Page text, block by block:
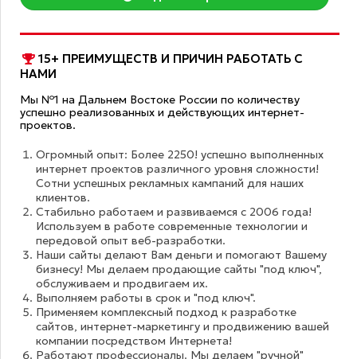
15+ ПРЕИМУЩЕСТВ И ПРИЧИН РАБОТАТЬ С
НАМИ
Мы №1 на Дальнем Востоке России по количеству
успешно реализованных и действующих интернет-
проектов.
Огромный опыт: Более 2250! успешно выполненных
интернет проектов различного уровня сложности!
Сотни успешных рекламных кампаний для наших
клиентов.
Стабильно работаем и развиваемся с 2006 года!
Используем в работе современные технологии и
передовой опыт веб-разработки.
Наши сайты делают Вам деньги и помогают Вашему
бизнесу! Мы делаем продающие сайты "под ключ",
обслуживаем и продвигаем их.
Выполняем работы в срок и "под ключ".
Применяем комплексный подход к разработке
сайтов, интернет-маркетингу и продвижению вашей
компании посредством Интернета!
Работают профессионалы. Мы делаем "ручной"